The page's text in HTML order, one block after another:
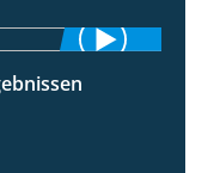
11:01